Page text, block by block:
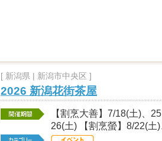
[ 新潟県 | 新潟市中央区 ]
2026 新潟花街茶屋
【割烹大善】7/18(土)、
26(土) 【割烹螢】8/22(土